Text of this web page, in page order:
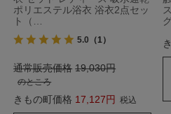
ポリエステル浴衣 浴衣2点セッ
ト（…
5.0 （1）
通常販売価格 19,030
のところ
きもの町価格 17,127 税込